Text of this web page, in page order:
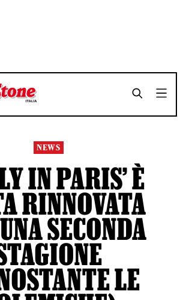
4 MINUTI SHARE
4 MINUTI SHARE
NEWS
IN PARIS’ È
RINNOVATA
SECONDA
LE